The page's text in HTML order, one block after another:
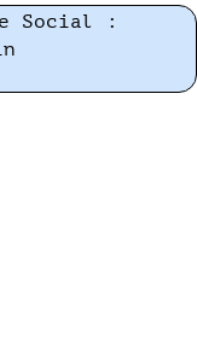
Social :